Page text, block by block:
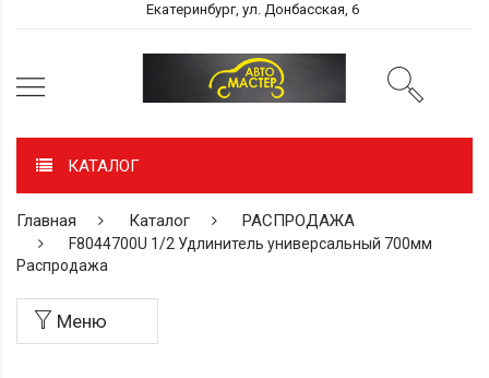
Екатеринбург, ул. Донбасская, 6
КАТАЛОГ
Главная Каталог РАСПРОДАЖА
F8044700U 1/2 Удлинитель универсальный 700мм
Распродажа
Меню